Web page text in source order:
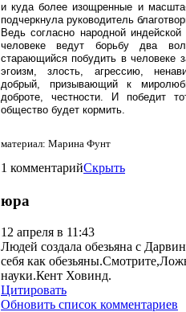
и куда более изощренные и
подчеркнула руководитель
Ведь согласно народной
человеке ведут борьбу два
старающийся побудить в человеке
эгоизм, злость, агрессию,
добрый, призывающий к
доброте, честности. И победит
общество будет кормить.
материал: Марина Фунт
1 комментарийСкрыть
юра
12 апреля в 11:43
Людей создала обезьяна с
себя как обезьяны.Смотри
науки.Кент Ховинд.
Цитировать
Обновить список комментариев